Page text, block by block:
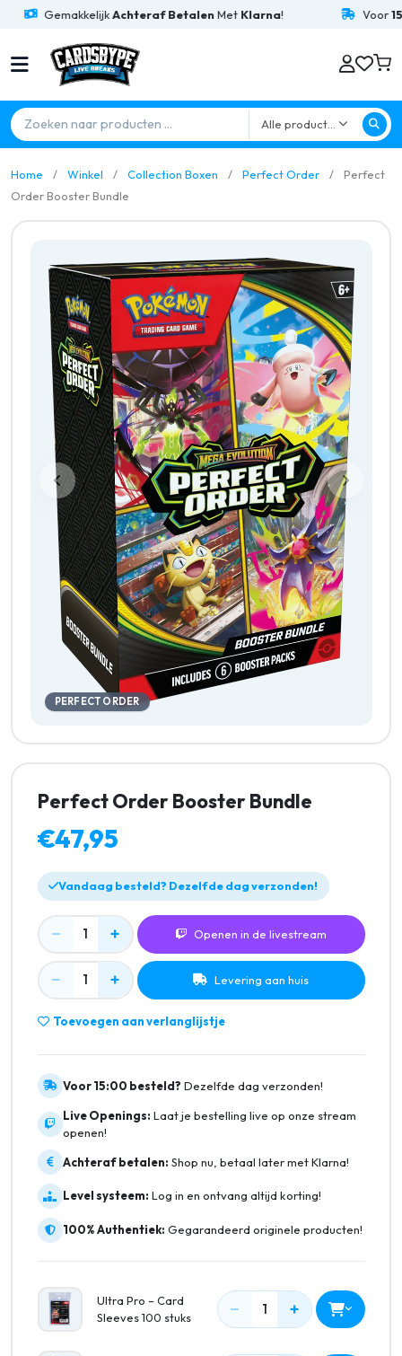
Achteraf BetalenMetKlarna! Voor15:00
Alle producten
Home Winkel Collection Boxen Perfect Order
Perfect
Order Booster Bundle
PERFECT ORDER
Perfect Order Booster Bundle
€47,95
Vandaag besteld? Dezelfde dag verzonden!
− 1 + Openen in de livestream
− 1 + Levering aan huis
Toevoegen aan verlanglijstje
Voor 15:00 besteld? Dezelfde dag verzonden!
Live Openings: Laat je bestelling live op onze stream
openen!
Achteraf betalen: Shop nu, betaal later met Klarna!
Level systeem: Log in en ontvang altijd korting!
100% Authentiek: Gegarandeerd originele producten!
Ultra Pro – Card
Sleeves 100 stuks
− 1 +